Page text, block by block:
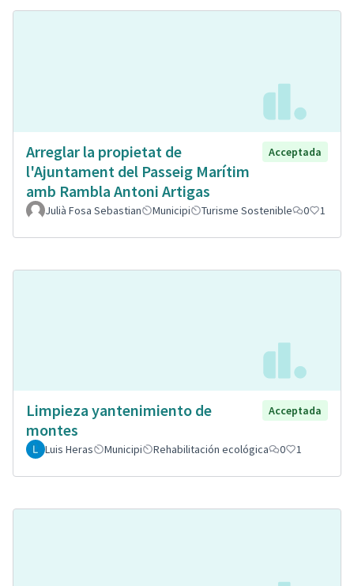
Arreglar la propietat de
l'Ajuntament del Passeig Marítim
amb Rambla Antoni Artigas
Acceptada
Julià Fosa Sebastian Municipi Turisme Sostenible 0 1
Limpieza yantenimiento de
montes
Acceptada
Luis Heras Municipi Rehabilitación ecológica 0 1